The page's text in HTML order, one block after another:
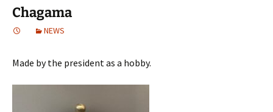
Chagama
NEWS
Made by the president as a hobby.